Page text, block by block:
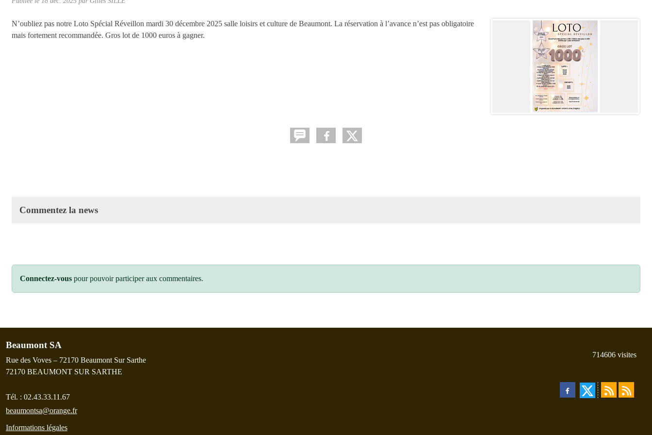
N’oubliez pas notre Loto Spécial Réveillon mardi 30 décembre 2025 salle loisirs et culture de Beaumont. La réservation à l’avance n’est pas obligatoire
mais fortement recommandée. Gros lot de 1000 euros à gagner.
Commentez la news
Connectez-vous pour pouvoir participer aux commentaires.
Beaumont SA
Rue des Voves – 72170 Beaumont Sur Sarthe
72170 BEAUMONT SUR SARTHE
Tél. : 02.43.33.11.67
beaumontsa@orange.fr
Informations légales
714606 visites